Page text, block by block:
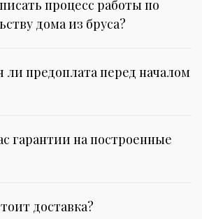
процесс работы по
дома из бруса?
ли предоплата перед началом
гарантии на построенные
доставка?